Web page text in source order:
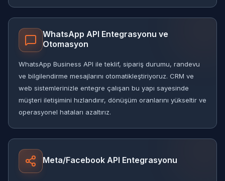
WhatsApp API Entegrasyonu ve
Otomasyon
WhatsApp Business API ile teklif, sipariş durumu, randevu
ve bilgilendirme mesajlarını otomatikleştiriyoruz. CRM ve
web sistemlerinizle entegre çalışan bu yapı sayesinde
müşteri iletişimini hızlandırır, dönüşüm oranlarını yükseltir ve
operasyonel hataları azaltırız.
Meta/Facebook API Entegrasyonu